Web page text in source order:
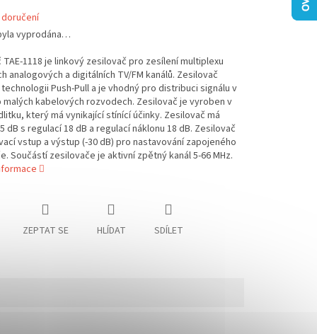
vyprodána…
TAE-1118 je linkový zesilovač pro zesílení multiplexu
analogových a digitálních TV/FM kanálů. Zesilovač
Push-Pull a je vhodný pro distribuci signálu v
malých kabelových rozvodech. Zesilovač je vyroben v
který má vynikající stínící účinky. Zesilovač má
dB s regulací 18 dB a regulací náklonu 18 dB. Zesilovač
vstup a výstup (-30 dB) pro nastavování zapojeného
Součástí zesilovače je aktivní zpětný kanál 5-66 MHz.
ZEPTAT SE HLÍDAT SDÍLET